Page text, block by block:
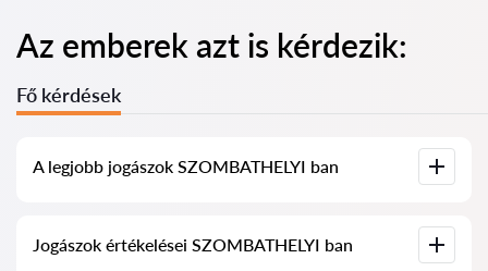
Az emberek azt is kérdezik:
Fő kérdések
A legjobb jogászok SZOMBATHELYI ban
ben, teljes információval. Árak, értékelések, telefonszám és
cím.
Jogászok értékelései SZOMBATHELYI ban